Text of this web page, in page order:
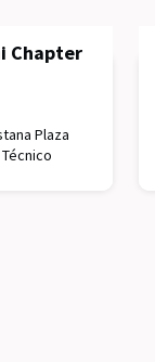
Chapter
Plaza